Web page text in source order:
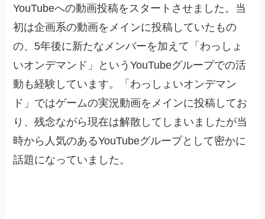
YouTubeへの動画投稿をスタートさせました。当
初は企画系の動画をメインに投稿していたもの
の、5年後に新たなメンバーを加えて「わっしょ
いオンデマンド」というYouTubeグループでの活
動も経験しています。「わっしょいオンデマン
ド」ではゲームの実況動画をメインに投稿してお
り、残念ながら現在は解散してしまいましたが当
時から人気のあるYouTubeグループとして密かに
話題になっていました。